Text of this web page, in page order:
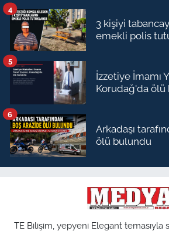
3 kişiyi
emekli polis
4
İzzetiye İmamı
Korudağ'da
5
Arkadaşı
ölü bulundu
6
TE Bilişim, yepyeni Elegant temasıyla